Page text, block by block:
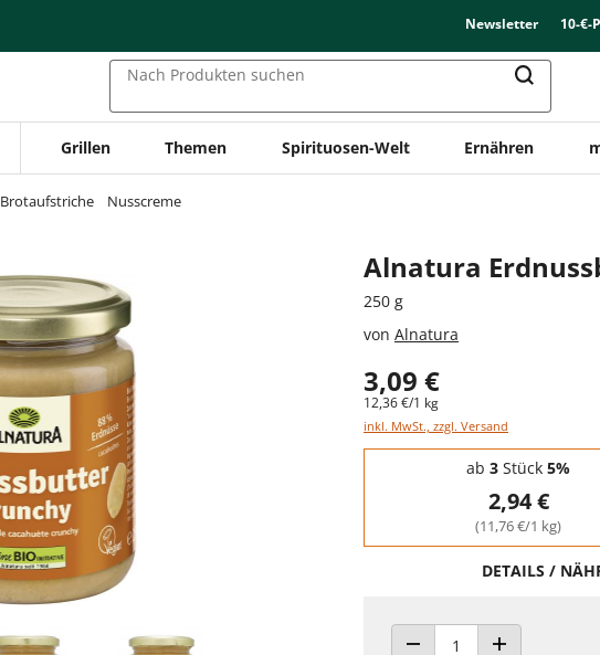
Newsletter 10-€-
Nach Produkten suchen
Grillen Themen Spirituosen-Welt Ernähren
Brotaufstriche Nusscreme
Alnatura
250 g
von Alnatura
3,09 €
12,36 €/1 kg
inkl. MwSt., zzgl. Versand
Staffelpreise - Mengenrabatt
ab 3 Stück 5%
2,94 €
(11,76 €/1 kg)
DETAILS /